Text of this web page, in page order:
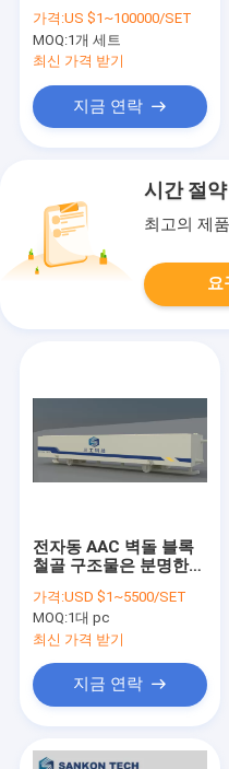
가격:US $1~100000/SET
MOQ:1개 세트
최신 가격 받기
지금 연락
시간 절약
최고의 제
요
전자동 AAC 벽돌 블록
철골 구조물은 분명한
기를 통과시켰습니다
가격:USD $1~5500/SET
MOQ:1대 pc
최신 가격 받기
지금 연락